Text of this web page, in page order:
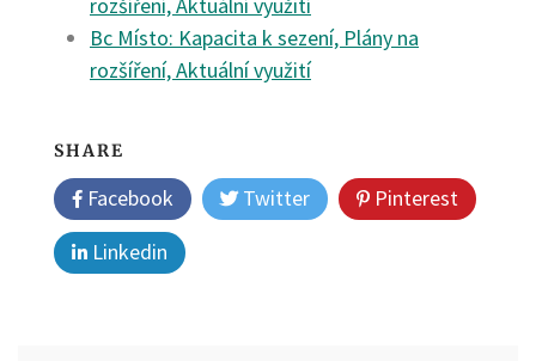
rozšíření, Aktuální využití
Bc Místo: Kapacita k sezení, Plány na
rozšíření, Aktuální využití
SHARE
Facebook Twitter
Pinterest
Linkedin